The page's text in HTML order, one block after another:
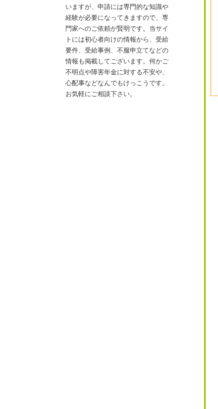
いますが、申請には専門的な知識や
経験が必要になってきますので、専
門家へのご依頼が賢明です。当サイ
トには初心者向けの情報から、受給
要件、受給事例、不服申立てなどの
情報も掲載してございます。何かご
不明点や障害年金に対する不安や、
心配事などなんでもけっこうです。
お気軽にご相談下さい。